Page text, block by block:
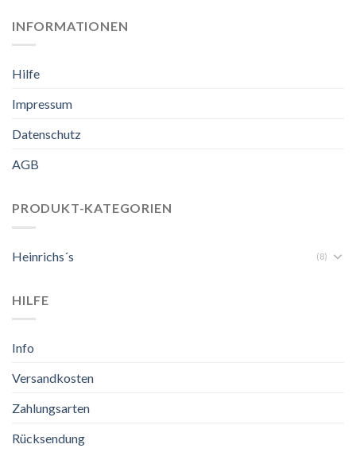
INFORMATIONEN
Hilfe
Impressum
Datenschutz
AGB
PRODUKT-KATEGORIEN
Heinrichs´s (8)
HILFE
Info
Versandkosten
Zahlungsarten
Rücksendung